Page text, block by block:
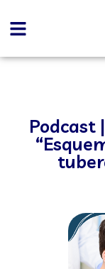
Podcast